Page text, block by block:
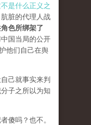
是什么正义之
肮脏的代理人战
色所绑架了
国当局的公开
他们自己在舆
己就事实来判
子之所以为知
傻吗？也不。